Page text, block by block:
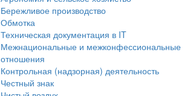
Бережливое производство
Обмотка
Техническая документация в IT
Межнациональные и межконфессиональные
отношения
Контрольная (надзорная) деятельность
Честный знак